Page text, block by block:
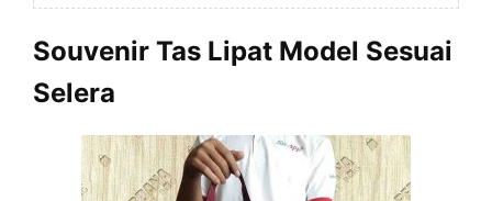
Souvenir Tas Lipat Model Sesuai
Selera